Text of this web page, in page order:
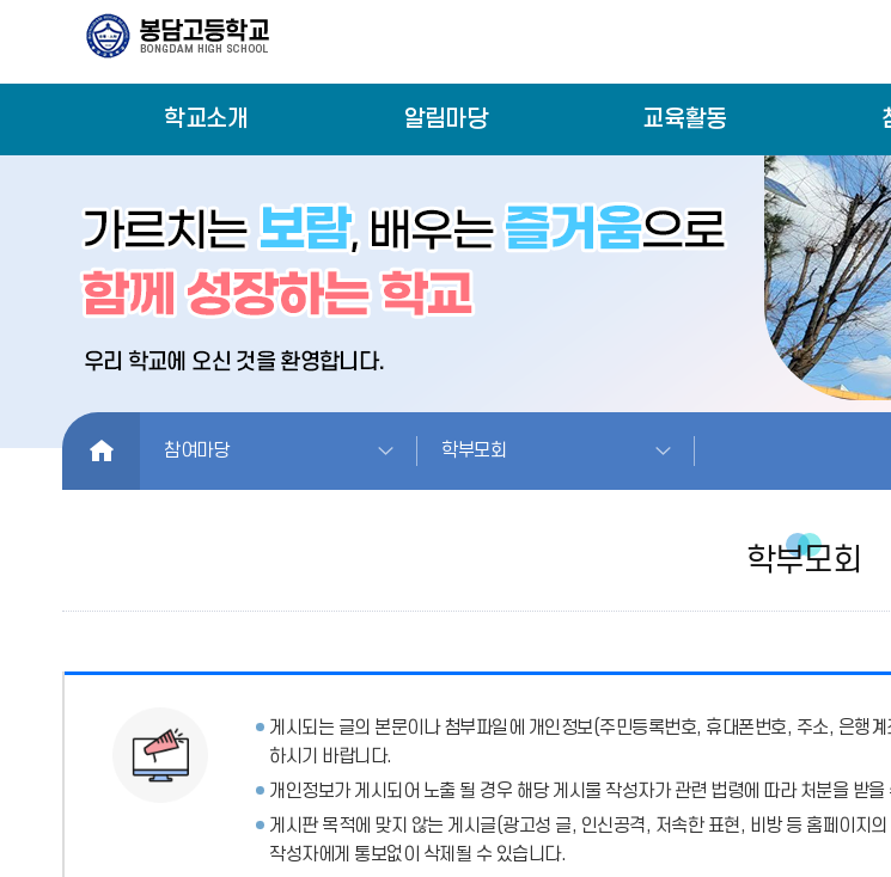
학교소개 알림마당 교육활동
HOME 참여마당 학부모회
학부모회
게시되는 글의 본문이나 첨부파일에 개인정보(주민등록번호, 휴대폰번호, 주소, 은행
하시기 바랍니다.
개인정보가 게시되어 노출 될 경우 해당 게시물 작성자가 관련 법령에 따라 처분을 받을
게시판 목적에 맞지 않는 게시글(광고성 글, 인신공격, 저속한 표현, 비방 등 홈페이지
작성자에게 통보없이 삭제될 수 있습니다.